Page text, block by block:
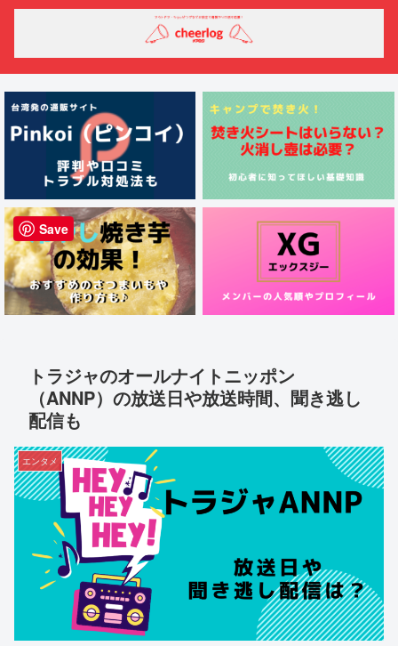
トラジャのオールナイトニッポン
（ANNP）の放送日や放送時間、聞き逃し
配信も
エンタメ
Save